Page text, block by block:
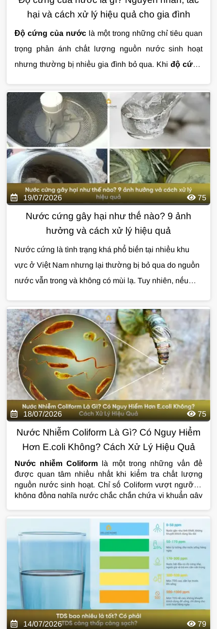
hại và cách xử lý hiệu quả cho gia đình
Độ cứng của nước là một trong những chỉ tiêu quan
trọng phản ánh chất lượng nguồn nước sinh hoạt
nhưng thường bị nhiều gia đình bỏ qua. Khi độ cứng
thiết bị, làm giảm hiệu quả của xà phòng và ảnh
hưởng đến tuổi thọ hệ thống đường ống. Vậyđộ
cứng của nước
là gì, có gây hại cho sức khỏe không
và cách xử lý hiệu quả như thế nào? Cùng
Giải Pháp
Nướctìm hiểu chi tiết trong bài viết dưới đây.
19/07/2026 75
Nước cứng gây hại như thế nào? 9 ảnh
hưởng và cách xử lý hiệu quả
Nước cứng là tình trạng khá phổ biến tại nhiều khu
vực ở Việt Nam nhưng lại thường bị bỏ qua do nguồn
nước vẫn trong và không có mùi lạ. Tuy nhiên, nếu
đến sinh hoạt, làm giảm tuổi thọ thiết bị và phát sinh
nhiều chi phí không cần thiết. Vậy nước cứng gây hại
như thế nào và đâu là giải pháp xử lý hiệu quả? Cùng
Giải Pháp Nướctìm hiểu trong bài viết dưới đây.
18/07/2026 75
Nước Nhiễm Coliform Là Gì? Có Nguy Hiểm
Hơn E.coli Không? Cách Xử Lý Hiệu Quả
Nước nhiễm Coliform là một trong những vấn đề
được quan tâm nhiều nhất khi kiểm tra chất lượng
nguồn nước sinh hoạt. Chỉ số Coliform vượt ngưỡng
không đồng nghĩa nước chắc chắn chứa vi khuẩn gây
có nguy cơ bị ô nhiễm bởi chất thải hữu cơ hoặc phân
nước nhiễm Coliformcó nguy
hiểm không, khác gì với E.coli và làm thế nào để xử lý
triệt để? Hãy cùng tìm hiểu chi tiết trong bài viết dưới
14/07/2026 79